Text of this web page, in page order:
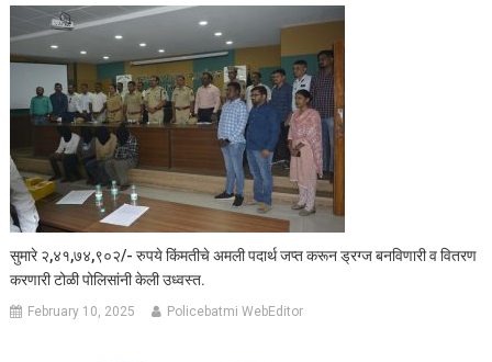
सुमारे २,४१,७४,९०२/- रुपये किंमतीचे अमली पदार्थ जप्त करून ड्रग्ज बनविणारी व वितरण
करणारी टोळी पोलिसांनी केली उध्वस्त.
February 10, 2025 Policebatmi WebEditor